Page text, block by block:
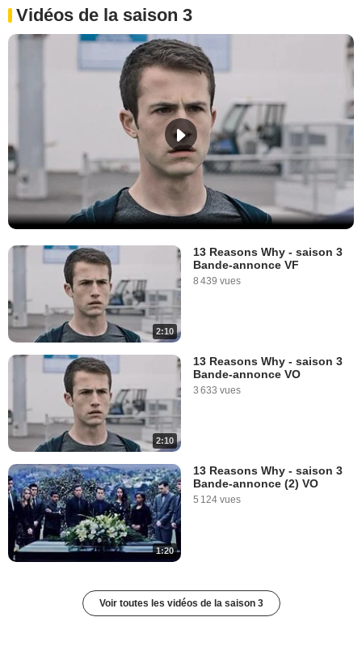
Vidéos de la saison 3
2:10
13 Reasons Why - saison 3
Bande-annonce VF
8 439 vues
2:10
13 Reasons Why - saison 3
Bande-annonce VO
3 633 vues
1:20
13 Reasons Why - saison 3
Bande-annonce (2) VO
5 124 vues
Voir toutes les vidéos de la saison 3